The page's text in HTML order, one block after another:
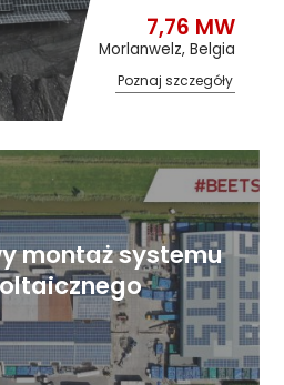
7,76 MW
Morlanwelz, Belgia
Poznaj szczegóły
montaż systemu